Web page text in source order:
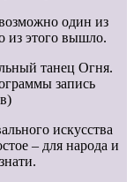
один из
из этого вышло.
танец Огня.
запись
искусства
– для народа и